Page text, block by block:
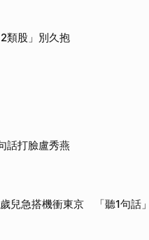
類股」別久抱
話打臉盧秀燕
兒急搭機衝東京 「聽1句話